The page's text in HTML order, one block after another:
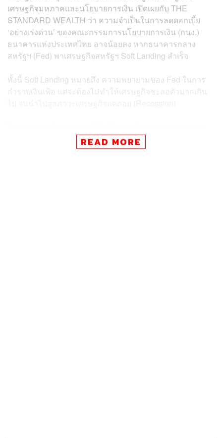
เศรษฐกิจมหภาคและนโยบายการเงิน เปิดเผยกับ THE
STANDARD WEALTH ว่า ความจำเป็นในการลดดอกเบี้ย
‘อย่างเร่งด่วน’ ของคณะกรรมการนโยบายการเงิน (กนง.)
ธนาคารแห่งประเทศไทย อาจน้อยลง หากธนาคารกลาง
สหรัฐฯ (Fed) พาเศรษฐกิจสหรัฐฯ Soft Landing สำเร็จ
ทั้งนี้ Soft Landing หมายถึง ความพยายามของ Fed ในการ
กำราบเงินเฟ้อ แต่จะต้องไม่ทำให้เศรษฐกิจชะลอตัวมากเกิน
นโยบายการเงินของธนาคารกลางสหรัฐฯ (FOMC) นัดแรก
ของปี 2567 ซึ่งจัดขึ้นในวันที่ 30-31 มกราคมนี้ FOMC จะคง
READ MORE